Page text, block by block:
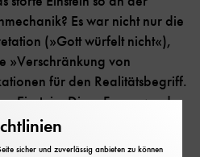
Es war nicht nur die
(»Gott würfelt nicht«),
»Verschränkung von
für den Realitätsbegriff.
Einstein. Diese Frage wurde
der Held der
Aspect, Clauser und
sicher und zuverlässig anbieten zu können